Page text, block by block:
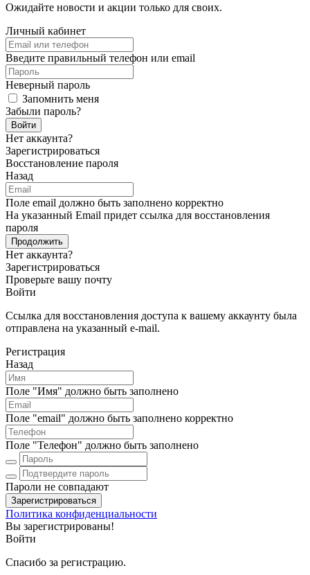
Ожидайте новости и акции только для своих.
Личный кабинет
Введите правильный телефон или email
Неверный пароль
Запомнить меня
Забыли пароль?
Войти
Нет аккаунта?
Зарегистрироваться
Восстановление пароля
Назад
Поле email должно быть заполнено корректно
На указанный Email придет ссылка для восстановления
пароля
Продолжить
Нет аккаунта?
Зарегистрироваться
Проверьте вашу почту
Войти
Ссылка для восстановления доступа к вашему аккаунту была
отправлена на указанный e-mail.
Регистрация
Назад
Поле "Имя" должно быть заполнено
Поле "email" должно быть заполнено корректно
Поле "Телефон" должно быть заполнено
Пароли не совпадают
Зарегистрироваться
Политика конфиденциальности
Вы зарегистрированы!
Войти
Спасибо за регистрацию.